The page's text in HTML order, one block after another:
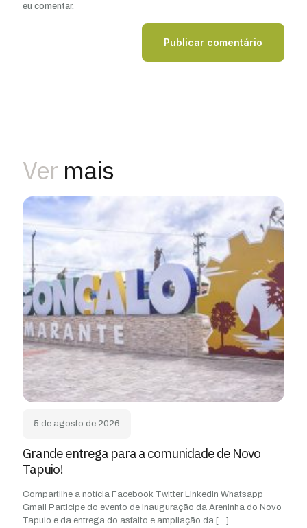
eu comentar.
Ver mais
5 de agosto de 2026
Grande entrega para a comunidade de Novo
Tapuio!
Compartilhe a notícia Facebook Twitter Linkedin Whatsapp
Gmail Participe do evento de Inauguração da Areninha do Novo
Tapuio e da entrega do asfalto e ampliação da […]